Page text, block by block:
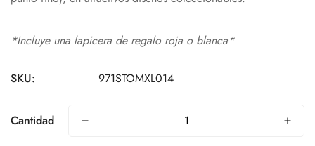
*Incluye una lapicera de regalo roja o blanca*
SKU: 971STOMXL014
Cantidad